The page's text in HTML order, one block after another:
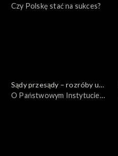
Kuby
Czy Polskę stać na sukces?
Sądy przesądy – rozróby u
Kuby
O Państwowym Instytucie